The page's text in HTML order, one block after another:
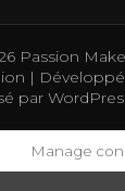
Passion
|
par
Manage